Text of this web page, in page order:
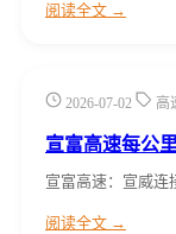
阅读全文 →
2026-07-02 高
宣富高速每公
宣富高速：宣威
阅读全文 →